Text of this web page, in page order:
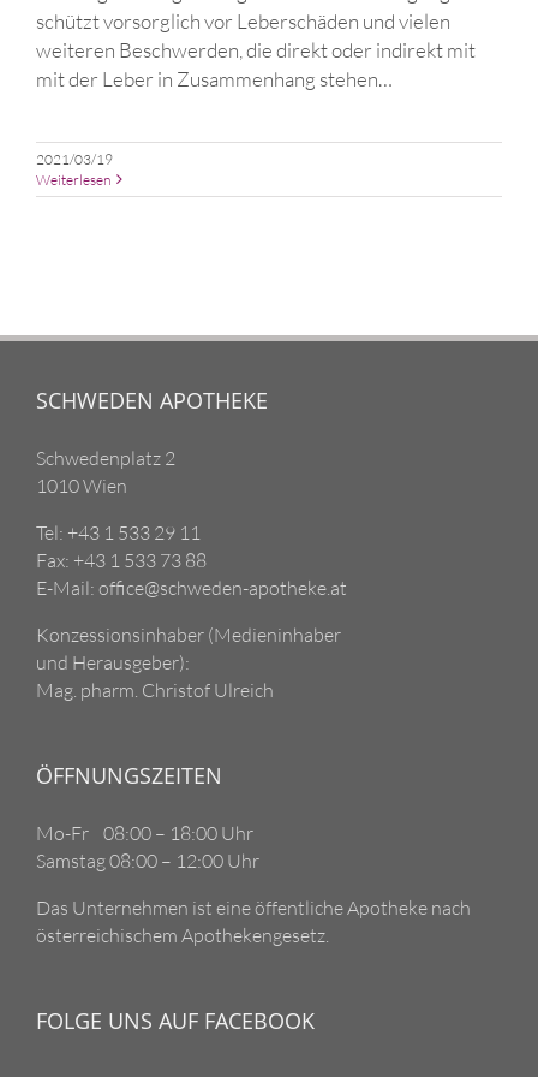
schützt vorsorglich vor Leberschäden und vielen
weiteren Beschwerden, die direkt oder indirekt mit
mit der Leber in Zusammenhang stehen…
2021/03/19
Weiterlesen
SCHWEDEN APOTHEKE
Schwedenplatz 2
1010 Wien
Tel: +43 1 533 29 11
Fax: +43 1 533 73 88
E-Mail: office@schweden-apotheke.at
Konzessionsinhaber (Medieninhaber
und Herausgeber):
Mag. pharm. Christof Ulreich
ÖFFNUNGSZEITEN
Mo-Fr 08:00 – 18:00 Uhr
Samstag 08:00 – 12:00 Uhr
Das Unternehmen ist eine öffentliche Apotheke nach
österreichischem Apothekengesetz.
FOLGE UNS AUF FACEBOOK